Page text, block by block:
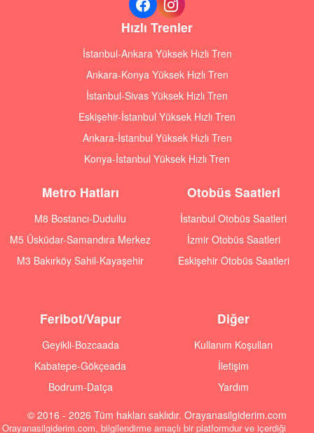
Hızlı Trenler
İstanbul-Ankara Yüksek Hızlı Tren
Ankara-Konya Yüksek Hızlı Tren
İstanbul-Sivas Yüksek Hızlı Tren
Eskişehir-İstanbul Yüksek Hızlı Tren
Ankara-İstanbul Yüksek Hızlı Tren
Konya-İstanbul Yüksek Hızlı Tren
Metro Hatları
M8 Bostancı-Dudullu
M5 Üsküdar-Samandıra Merkez
M3 Bakırköy Sahil-Kayaşehir
Otobüs Saatleri
İstanbul Otobüs Saatleri
İzmir Otobüs Saatleri
Eskişehir Otobüs Saatleri
Feribot/Vapur
Geyikli-Bozcaada
Kabatepe-Gökçeada
Bodrum-Datça
Diğer
Kullanım Koşulları
İletişim
Yardım
© 2016 - 2026 Tüm hakları saklıdır. Orayanasilgiderim.com
Orayanasilgiderim.com, bilgilendirme amaçlı bir platformdur ve içerdiği